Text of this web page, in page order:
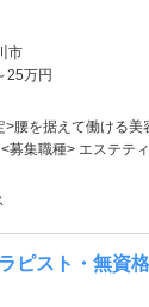
市
25万円
>腰を据えて働ける
募集職種> エステテ
ピスト・無資